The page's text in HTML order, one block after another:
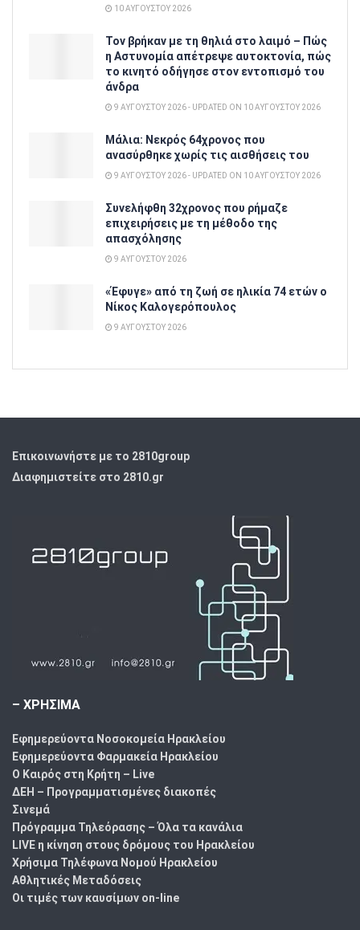
10 ΑΥΓΟΎΣΤΟΥ 2026
Τον βρήκαν με τη θηλιά στο λαιμό – Πώς
η Αστυνομία απέτρεψε αυτοκτονία, πώς
το κινητό οδήγησε στον εντοπισμό του
άνδρα
9 ΑΥΓΟΎΣΤΟΥ 2026 - UPDATED ON 10 ΑΥΓΟΎΣΤΟΥ 2026
Μάλια: Νεκρός 64χρονος που
ανασύρθηκε χωρίς τις αισθήσεις του
9 ΑΥΓΟΎΣΤΟΥ 2026 - UPDATED ON 10 ΑΥΓΟΎΣΤΟΥ 2026
Συνελήφθη 32χρονος που ρήμαζε
επιχειρήσεις με τη μέθοδο της
απασχόλησης
9 ΑΥΓΟΎΣΤΟΥ 2026
«Έφυγε» από τη ζωή σε ηλικία 74 ετών ο
Νίκος Καλογερόπουλος
9 ΑΥΓΟΎΣΤΟΥ 2026
Επικοινωνήστε με το 2810group
Διαφημιστείτε στο 2810.gr
– ΧΡΗΣΙΜΑ
Εφημερεύοντα Νοσοκομεία Ηρακλείου
Εφημερεύοντα Φαρμακεία Ηρακλείου
Ο Καιρός στη Κρήτη – Live
ΔΕΗ – Προγραμματισμένες διακοπές
Σινεμά
Πρόγραμμα Τηλεόρασης – Όλα τα κανάλια
LIVE η κίνηση στους δρόμους του Ηρακλείου
Χρήσιμα Τηλέφωνα Νομού Ηρακλείου
Αθλητικές Μεταδόσεις
Οι τιμές των καυσίμων on-line